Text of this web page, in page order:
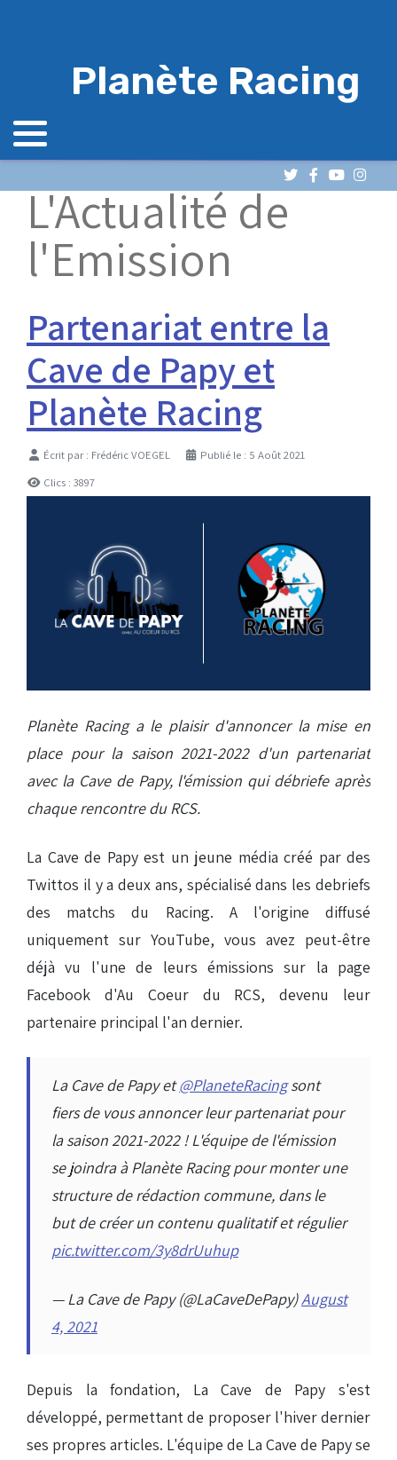
Planète Racing
L'Actualité de
l'Emission
Partenariat entre la
Cave de Papy et
Planète Racing
DétailsÉcrit par : Frédéric VOEGEL
Publié le : 5 Août 2021
Clics : 3897
Planète Racing a le plaisir d'annoncer la mise en
place pour la saison 2021-2022 d'un partenariat
avec la Cave de Papy, l'émission qui débriefe après
chaque rencontre du RCS.
La Cave de Papy est un jeune média créé par des
Twittos il y a deux ans, spécialisé dans les debriefs
des matchs du Racing. A l'origine diffusé
uniquement sur YouTube, vous avez peut-être
déjà vu l'une de leurs émissions sur la page
Facebook d'Au Coeur du RCS, devenu leur
partenaire principal l'an dernier.
La Cave de Papy et@PlaneteRacingsont
fiers de vous annoncer leur partenariat pour
la saison 2021-2022 ! L'équipe de l'émission
se joindra à Planète Racing pour monter une
structure de rédaction commune, dans le
but de créer un contenu qualitatif et régulier
pic.twitter.com/3y8drUuhup
— La Cave de Papy (@LaCaveDePapy)August
4, 2021
Depuis la fondation, La Cave de Papy s'est
développé, permettant de proposer l'hiver dernier
ses propres articles. L'équipe de La Cave de Papy se